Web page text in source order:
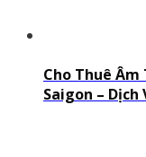
Cho Thuê
Saigon – Dịch